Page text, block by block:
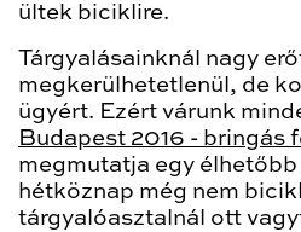
ültek biciklire.
Tárgyalásainknál nagy
megkerülhetetlenül, de
ügyért. Ezért várunk
Budapest 2016 - bringás
megmutatja egy
hétköznap még nem
tárgyalóasztalnál ott